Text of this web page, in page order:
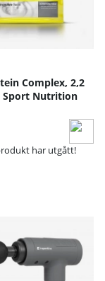
Complex, 2,2
Sport Nutrition
har utgått!